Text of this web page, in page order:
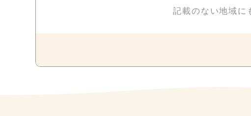
記載のない地域に